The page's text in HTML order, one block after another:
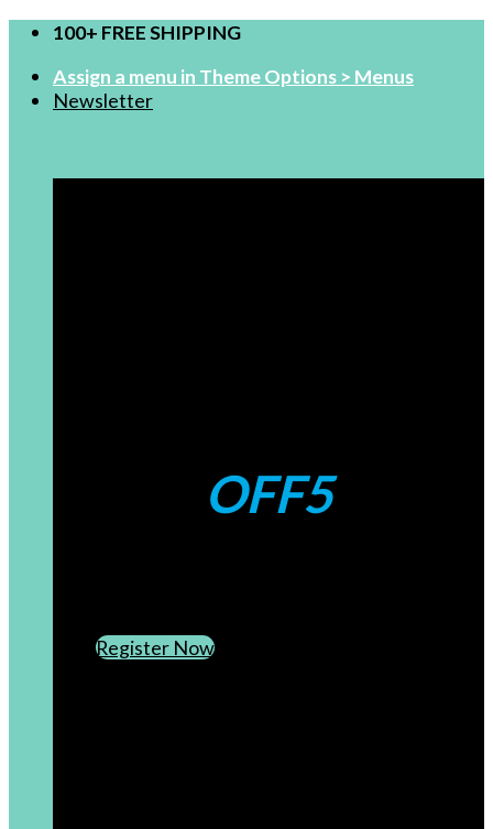
100+ FREE SHIPPING
Assign a menu in Theme Options > Menus
Newsletter
OFF5
Register Now